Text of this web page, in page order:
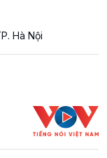
Hà Nội